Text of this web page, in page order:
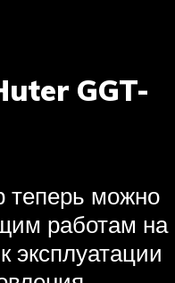
GGT-
можно
работам на
эксплуатации